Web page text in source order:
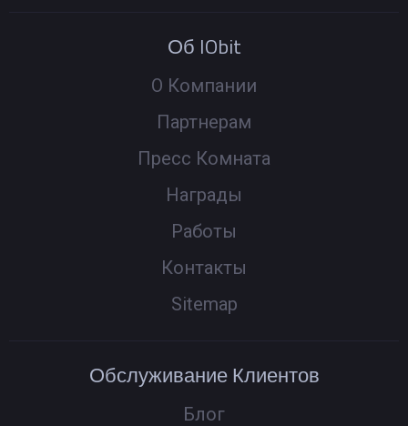
Об IObit
О Компании
Партнерам
Пресс Комната
Награды
Работы
Контакты
Sitemap
Обслуживание Клиентов
Блог